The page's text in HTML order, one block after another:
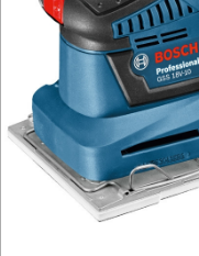
piły
taśmowe
pistolety
do
kleju
pistolety